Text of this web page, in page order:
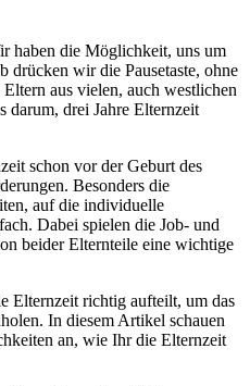
haben die Möglichkeit, uns um
drücken wir die Pausetaste, ohne
aus vielen, auch westlichen
darum, drei Jahre Elternzeit
schon vor der Geburt des
Besonders die
auf die individuelle
Dabei spielen die Job- und
beider Elternteile eine wichtige
Elternzeit richtig aufteilt, um das
In diesem Artikel schauen
an, wie Ihr die Elternzeit